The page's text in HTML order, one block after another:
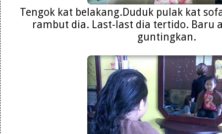
Tengok kat belakang.Duduk pulak kat
rambut dia. Last-last dia tertido. Baru
guntingkan.